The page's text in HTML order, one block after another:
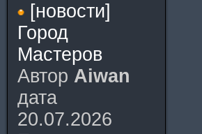
[новости]
Город
Мастеров
Автор Aiwan
дата
20.07.2026